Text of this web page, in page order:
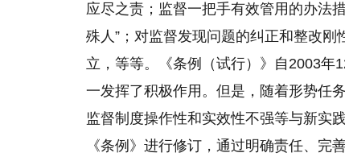
应尽之责；监督一把手有效管用的办法
殊人”；对监督发现问题的纠正和整改
立，等等。《条例（试行）》自2003年
一发挥了积极作用。但是，随着形势任
监督制度操作性和实效性不强等与新实
《条例》进行修订，通过明确责任、完